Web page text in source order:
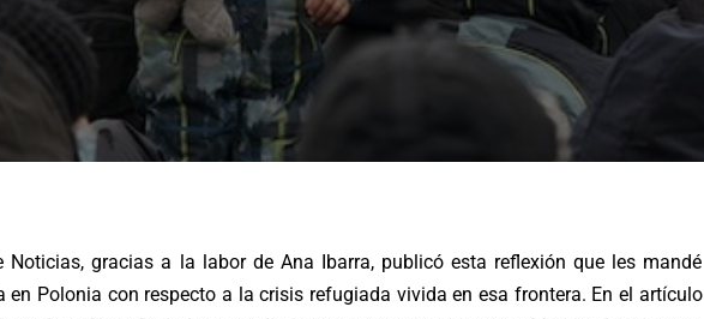
Noticias, gracias a la labor de Ana Ibarra, publicó esta reflexión que les mandé
en Polonia con respecto a la crisis refugiada vivida en esa frontera. En el artículo